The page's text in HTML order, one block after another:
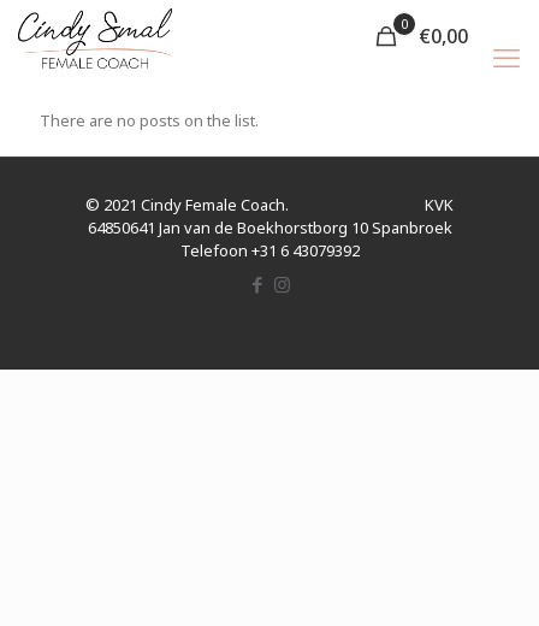
0 €0,00
There are no posts on the list.
© 2021 Cindy Female Coach.
KVK
64850641 Jan van de Boekhorstborg 10 Spanbroek
Telefoon +31 6 43079392